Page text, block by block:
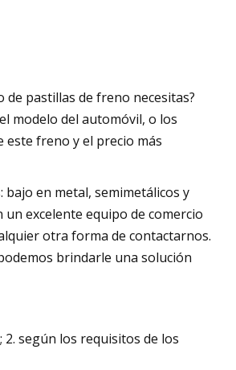
pastillas de freno necesitas?
modelo del automóvil, o los
freno y el precio más
en metal, semimetálicos y
excelente equipo de comercio
otra forma de contactarnos.
brindarle una solución
según los requisitos de los